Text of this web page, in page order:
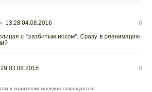
13:28 04.08.2016
0
с "разбитым носом". Сразу в реанимацию
03.08.2016 0
и водителям мопедов запрещается: